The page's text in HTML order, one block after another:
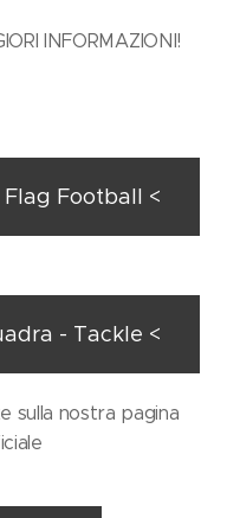
INFORMAZIONI!
Flag Football <
- Tackle <
sulla nostra pagina